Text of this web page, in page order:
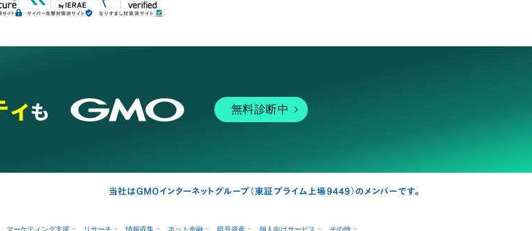
無料診断中
マーケティング支援 リサーチ 情報収集 ネット金融 暗号資産 個人向けサービス その他